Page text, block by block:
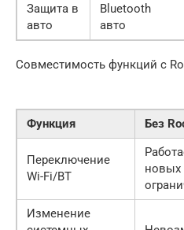
Защита в
авто
Bluetooth
авто
Совместимость функций с
Функция Без
Переключение
Wi-Fi/BT
новых
Изменение